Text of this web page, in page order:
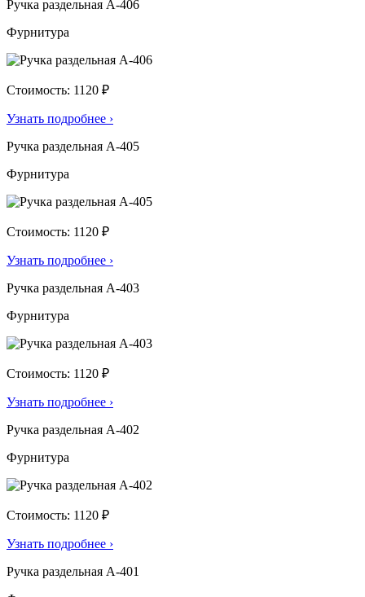
Ручка раздельная А-406
Фурнитура
Стоимость: 1120 ₽
Узнать подробнее ›
Ручка раздельная А-405
Фурнитура
Стоимость: 1120 ₽
Узнать подробнее ›
Ручка раздельная А-403
Фурнитура
Стоимость: 1120 ₽
Узнать подробнее ›
Ручка раздельная А-402
Фурнитура
Стоимость: 1120 ₽
Узнать подробнее ›
Ручка раздельная А-401